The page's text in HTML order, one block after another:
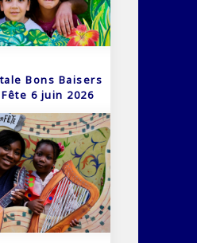
Bons Baisers
6 juin 2026